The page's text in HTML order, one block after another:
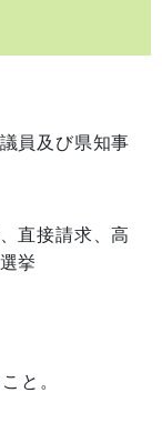
員及び県知事
直接請求、高
挙
と。